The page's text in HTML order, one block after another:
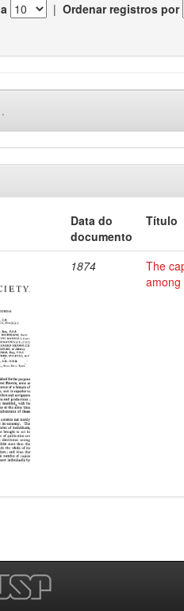
| Ordenar registros por
Data do
documento
Título
1874
The
among